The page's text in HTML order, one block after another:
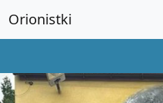
Orionistki